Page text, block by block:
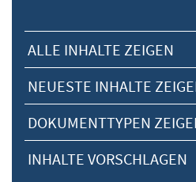
ALLE INHALTE ZEIGEN
NEUESTE INHALTE
DOKUMENTTYPEN
INHALTE VORSCHLAGEN